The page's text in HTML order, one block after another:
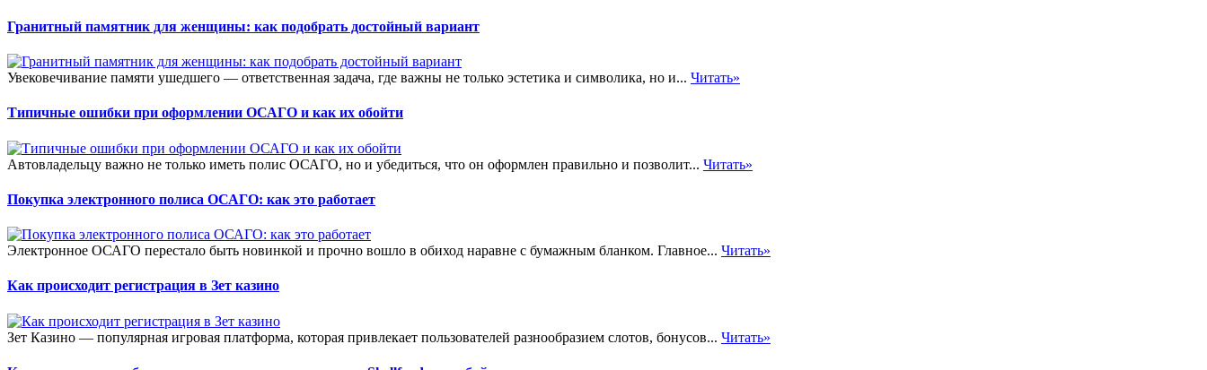
Гранитный памятник для женщины: как подобрать достойный вариант
Увековечивание памяти ушедшего — ответственная задача, где важны не только эстетика и символика, но и... Читать»
Типичные ошибки при оформлении ОСАГО и как их обойти
Автовладельцу важно не только иметь полис ОСАГО, но и убедиться, что он оформлен правильно и позволит... Читать»
Покупка электронного полиса ОСАГО: как это работает
Электронное ОСАГО перестало быть новинкой и прочно вошло в обиход наравне с бумажным бланком. Главное... Читать»
Как происходит регистрация в Зет казино
Зет Казино — популярная игровая платформа, которая привлекает пользователей разнообразием слотов, бонусов... Читать»